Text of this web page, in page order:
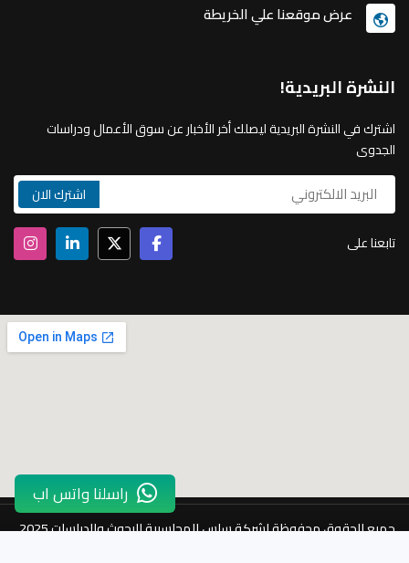
راسلنا واتس اب
عرض موقعنا علي الخريطة
النشرة البريدية!
اشترك في النشرة البريدية ليصلك أخر الأخبار عن سوق الأعمال ودراسات
الجدوى
تابعنا على
جميع الحقوق محفوظة لشركة ساس المحاسبية للبحوث والدراسات 2025.